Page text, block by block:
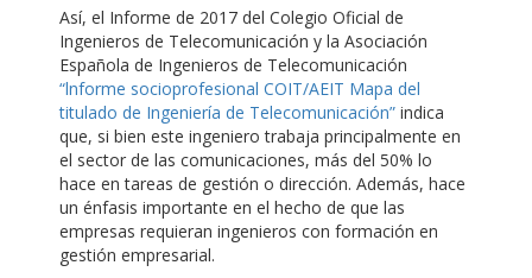
Así, el Informe de 2017 del Colegio Oficial de
Ingenieros de Telecomunicación y la Asociación
Española de Ingenieros de Telecomunicación
“lnforme socioprofesional COIT/AEIT Mapa del
titulado de Ingeniería de Telecomunicación” indica
que, si bien este ingeniero trabaja principalmente en
el sector de las comunicaciones, más del 50% lo
hace en tareas de gestión o dirección. Además, hace
un énfasis importante en el hecho de que las
empresas requieran ingenieros con formación en
gestión empresarial.